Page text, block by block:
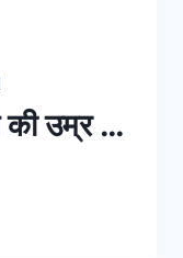
उम्र में